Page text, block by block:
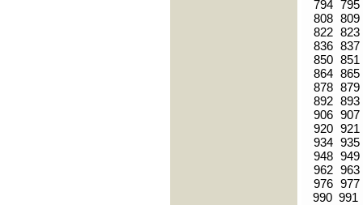
794 795
808 809
822 823
836 837
850 851
864 865
878 879
892 893
906 907
920 921
934 935
948 949
962 963
976 977
990 991